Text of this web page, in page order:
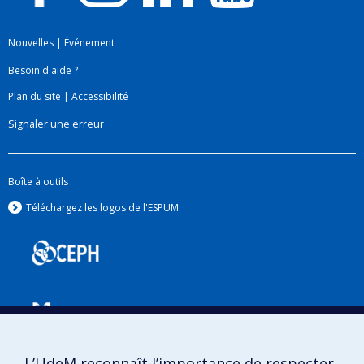
Nouvelles | Événement
Besoin d'aide ?
Plan du site | Accessibilité
Signaler une erreur
Boîte à outils
Téléchargez les logos de l'ESPUM